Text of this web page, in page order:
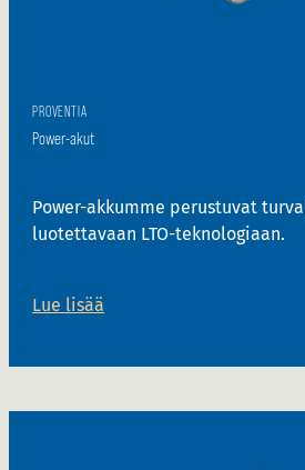
PROVENTIA
Power-akut
Power-akkumme perustuvat
luotettavaan LTO-teknologiaan.
Lue lisää